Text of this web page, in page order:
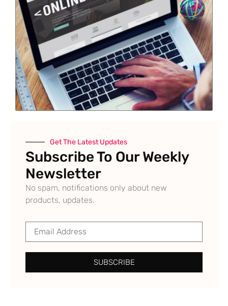
Get The Latest Updates
Subscribe To Our Weekly
Newsletter
No spam, notifications only about new
products, updates.
SUBSCRIBE